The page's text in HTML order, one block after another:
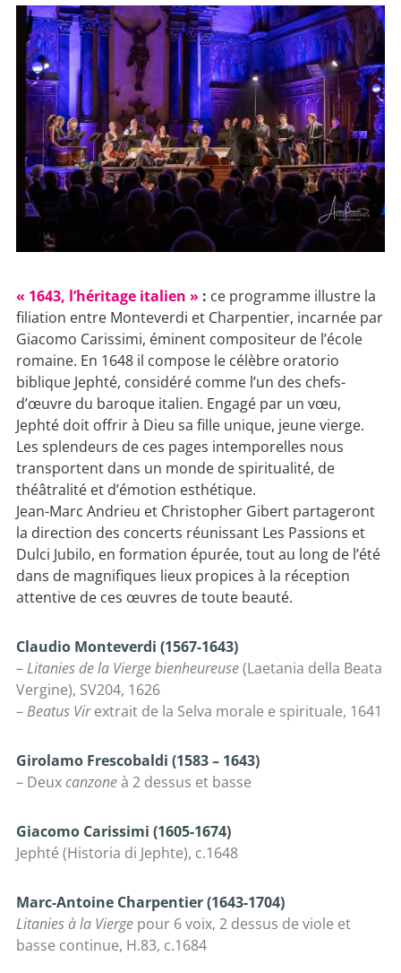
« 1643, l’héritage italien » : ce programme illustre la
filiation entre Monteverdi et Charpentier, incarnée par
Giacomo Carissimi, éminent compositeur de l’école
romaine. En 1648 il compose le célèbre oratorio
biblique Jephté, considéré comme l’un des chefs-
d’œuvre du baroque italien. Engagé par un vœu,
Jephté doit offrir à Dieu sa fille unique, jeune vierge.
Les splendeurs de ces pages intemporelles nous
transportent dans un monde de spiritualité, de
théâtralité et d’émotion esthétique.
Jean-Marc Andrieu et Christopher Gibert partageront
la direction des concerts réunissant Les Passions et
Dulci Jubilo, en formation épurée, tout au long de l’été
dans de magnifiques lieux propices à la réception
attentive de ces œuvres de toute beauté.
Claudio Monteverdi (1567-1643)
–Litanies de la Vierge bienheureuse(Laetania della Beata
Vergine), SV204, 1626
–Beatus Virextrait de la Selva morale e spirituale, 1641
Girolamo Frescobaldi (1583 – 1643)
– Deuxcanzoneà 2 dessus et basse
Giacomo Carissimi (1605-1674)
Jephté (Historia di Jephte), c.1648
Marc-Antoine Charpentier (1643-1704)
Litanies à la Vierge pour 6 voix, 2 dessus de viole et
basse continue, H.83, c.1684